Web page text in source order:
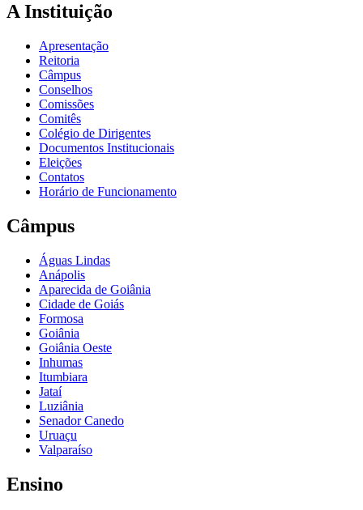
A Instituição
Apresentação
Reitoria
Câmpus
Conselhos
Comissões
Comitês
Colégio de Dirigentes
Documentos Institucionais
Eleições
Contatos
Horário de Funcionamento
Câmpus
Águas Lindas
Anápolis
Aparecida de Goiânia
Cidade de Goiás
Formosa
Goiânia
Goiânia Oeste
Inhumas
Itumbiara
Jataí
Luziânia
Senador Canedo
Uruaçu
Valparaíso
Ensino